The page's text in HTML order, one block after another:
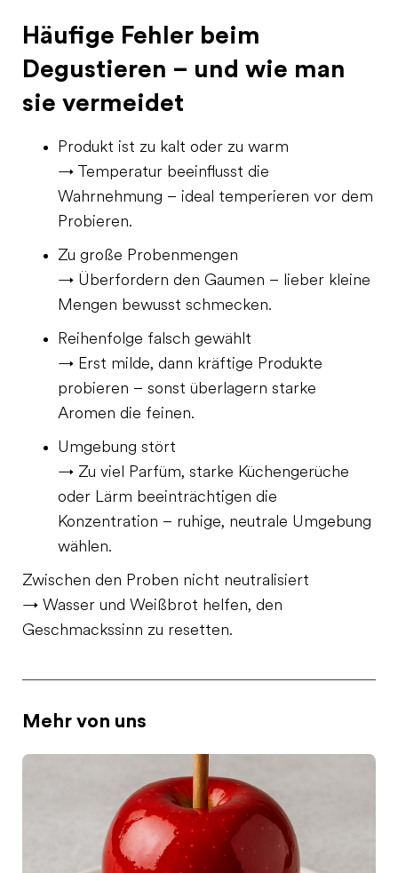
Häufige Fehler beim
Degustieren – und wie man
sie vermeidet
Produkt ist zu kalt oder zu warm
→ Temperatur beeinflusst die
Wahrnehmung – ideal temperieren vor dem
Probieren.
Zu große Probenmengen
→ Überfordern den Gaumen – lieber kleine
Mengen bewusst schmecken.
Reihenfolge falsch gewählt
→ Erst milde, dann kräftige Produkte
probieren – sonst überlagern starke
Aromen die feinen.
Umgebung stört
→ Zu viel Parfüm, starke Küchengerüche
oder Lärm beeinträchtigen die
Konzentration – ruhige, neutrale Umgebung
wählen.
Zwischen den Proben nicht neutralisiert
→ Wasser und Weißbrot helfen, den
Geschmackssinn zu resetten.
Mehr von uns